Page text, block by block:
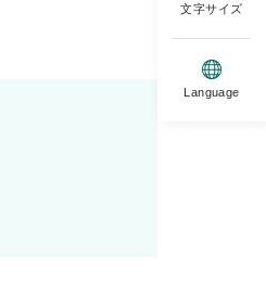
文字サイズ
Language